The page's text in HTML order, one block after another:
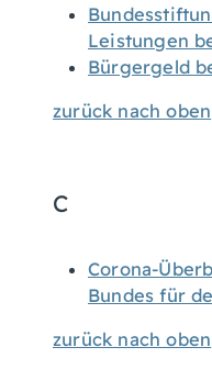
Leistungen
Bürgergeld
zurück nach oben
C
Corona-
Bundes für
zurück nach oben